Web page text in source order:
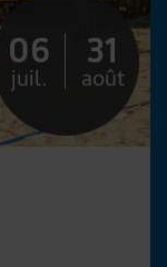
06
juil.
31
août